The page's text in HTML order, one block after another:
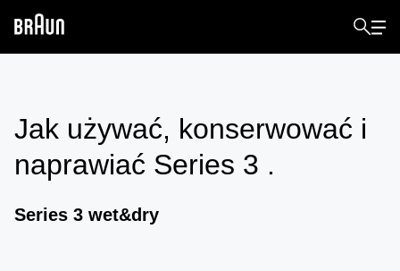
Jak używać, konserwować i
naprawiać Series 3 .
Series 3 wet&dry